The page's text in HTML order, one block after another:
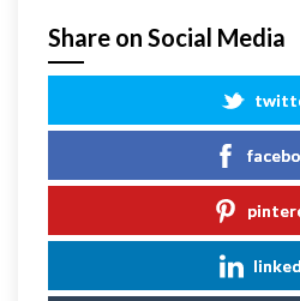
Share on Social Media